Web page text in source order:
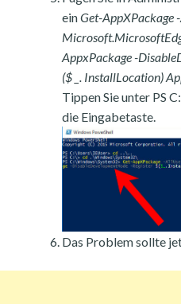
einGet-AppXPackage
AppxPackage -
($ _. InstallLocation)
Tippen Sie unter PS
die Eingabetaste.
Das Problem sollte